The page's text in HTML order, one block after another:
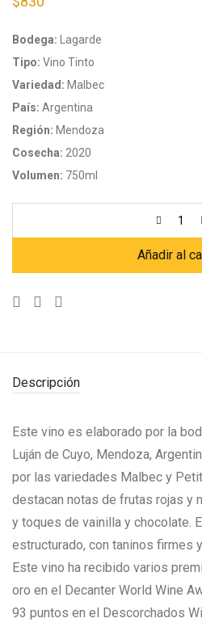
Bodega: Lagarde
Tipo: Vino Tinto
Variedad: Malbec
País: Argentina
Región: Mendoza
Cosecha: 2020
Volumen: 750ml
Añadir al
Descripción
Este vino es elaborado por la
Luján de Cuyo, Mendoza,
por las variedades Malbec y
destacan notas de frutas rojas y
y toques de vainilla y chocolate.
estructurado, con taninos firmes
Este vino ha recibido varios
oro en el Decanter World Wine
93 puntos en el Descorchados